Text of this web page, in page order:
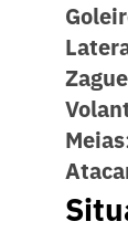
Meias